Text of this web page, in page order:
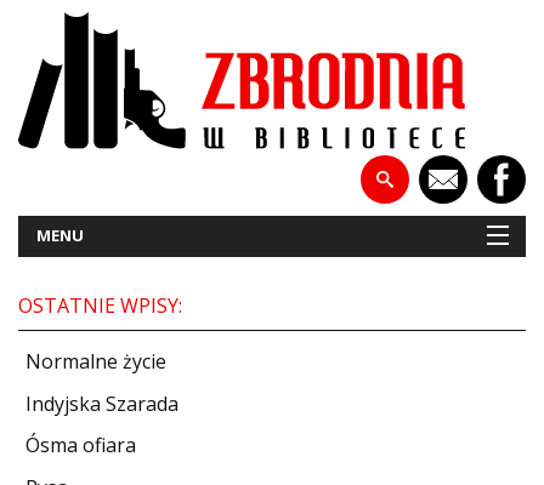
MENU
PATRONATY
WYWIADY
OSTATNIE WPISY:
Normalne życie
Indyjska Szarada
Ósma ofiara